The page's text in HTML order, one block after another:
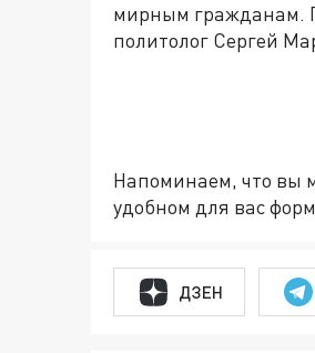
мирным гражданам.
политолог Сергей
Напоминаем, что вы
удобном для вас
ДЗЕН